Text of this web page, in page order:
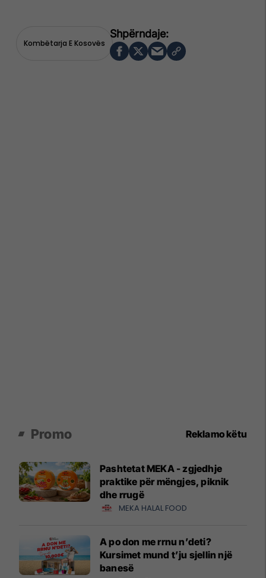
Kombëtarja E Kosovës
Promo Reklamo këtu
Pashtetat MEKA - zgjedhje
praktike për mëngjes, piknik
dhe rrugë
MEKA HALAL FOOD
A po don me rrnu n’deti?
Kursimet mund t’ju sjellin një
banesë